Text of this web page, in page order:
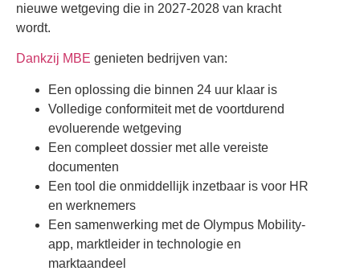
nieuwe wetgeving die in 2027-2028 van kracht
wordt.
Dankzij MBE genieten bedrijven van:
Een oplossing die binnen 24 uur klaar is
Volledige conformiteit met de voortdurend
evoluerende wetgeving
Een compleet dossier met alle vereiste
documenten
Een tool die onmiddellijk inzetbaar is voor HR
en werknemers
Een samenwerking met de Olympus Mobility-
app, marktleider in technologie en
marktaandeel